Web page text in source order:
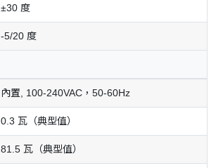
±30 度
-5/20 度
內置, 100-240VAC，50-60Hz
0.3 瓦（典型值）
81.5 瓦（典型值）